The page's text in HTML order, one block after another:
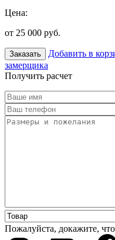
Цена:
от 25 000 руб.
Заказать Добавить в
замерщика
Получить расчет
Пожалуйста, докажите,